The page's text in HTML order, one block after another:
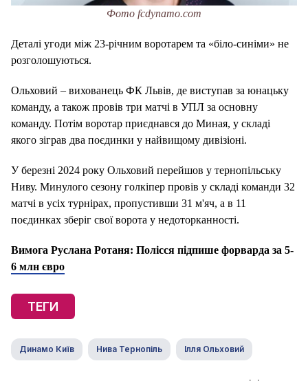
Фото fcdynamo.com
Деталі угоди між 23-річним воротарем та «біло-синіми» не
розголошуються.
Ольховий – вихованець ФК Львів, де виступав за юнацьку
команду, а також провів три матчі в УПЛ за основну
команду. Потім воротар приєднався до Миная, у складі
якого зіграв два поєдинки у найвищому дивізіоні.
У березні 2024 року Ольховий перейшов у тернопільську
Ниву. Минулого сезону голкіпер провів у складі команди 32
матчі в усіх турнірах, пропустивши 31 м'яч, а в 11
поєдинках зберіг свої ворота у недоторканності.
Вимога Руслана Ротаня: Полісся підпише форварда за 5-
6 млн євро
ТЕГИ
Динамо Київ Нива Тернопіль Ілля Ольховий